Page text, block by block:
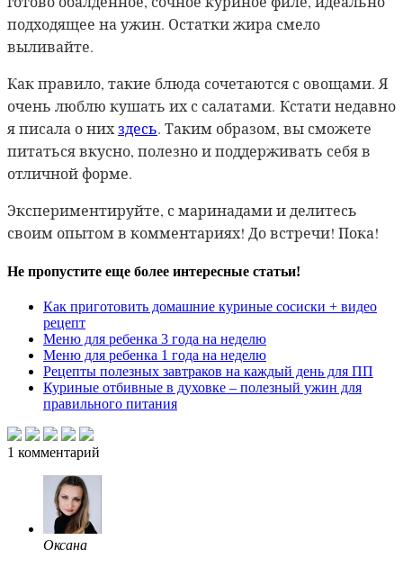
подходящее на ужин. Остатки жира смело
выливайте.
Как правило, такие блюда сочетаются с овощами. Я
очень люблю кушать их с салатами. Кстати недавно
я писала о нихздесь. Таким образом, вы сможете
питаться вкусно, полезно и поддерживать себя в
отличной форме.
Экспериментируйте, с маринадами и делитесь
своим опытом в комментариях! До встречи! Пока!
Не пропустите еще более интересные статьи!
Как приготовить домашние куриные сосиски + видео
рецепт
Меню для ребенка 3 года на неделю
Меню для ребенка 1 года на неделю
Рецепты полезных завтраков на каждый день для ПП
Куриные отбивные в духовке – полезный ужин для
правильного питания
1 комментарий
Оксана